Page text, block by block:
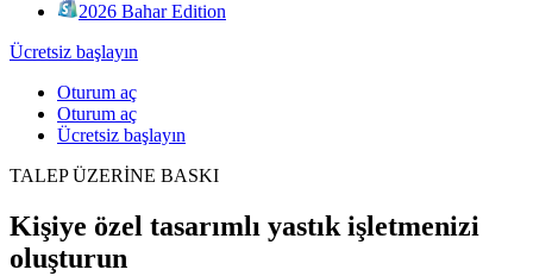
2026 Bahar Edition
Ücretsiz başlayın
Oturum aç
Oturum aç
Ücretsiz başlayın
TALEP ÜZERİNE BASKI
Kişiye özel tasarımlı yastık işletmenizi
oluşturun